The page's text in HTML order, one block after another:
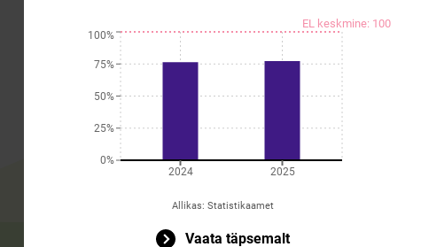
EL keskmine: 100
0%
25%
50%
75%
100%
2024 2025
Allikas: Statistikaamet
Vaata täpsemalt